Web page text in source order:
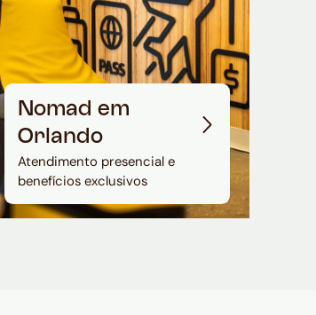
Nomad em
Orlando
Atendimento presencial e
benefícios exclusivos